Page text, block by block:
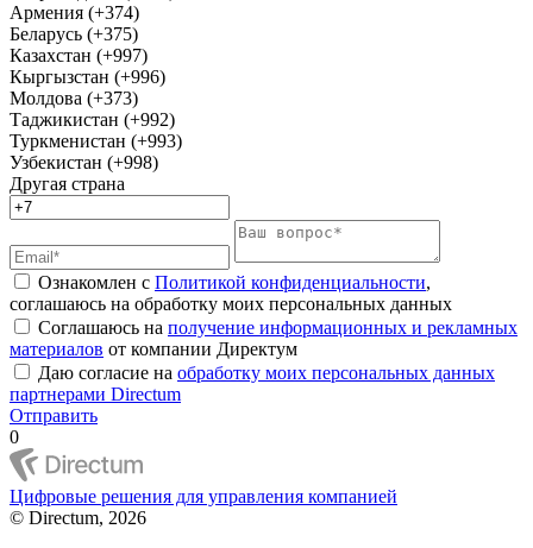
Армения (+374)
Беларусь (+375)
Казахстан (+997)
Кыргызстан (+996)
Молдова (+373)
Таджикистан (+992)
Туркменистан (+993)
Узбекистан (+998)
Другая страна
Ознакомлен с Политикой конфиденциальности,
соглашаюсь на обработку моих персональных данных
Соглашаюсь на получение информационных и рекламных
материалов от компании Директум
Даю согласие на обработку моих персональных данных
партнерами Directum
Отправить
0
Цифровые решения для управления компанией
© Directum, 2026